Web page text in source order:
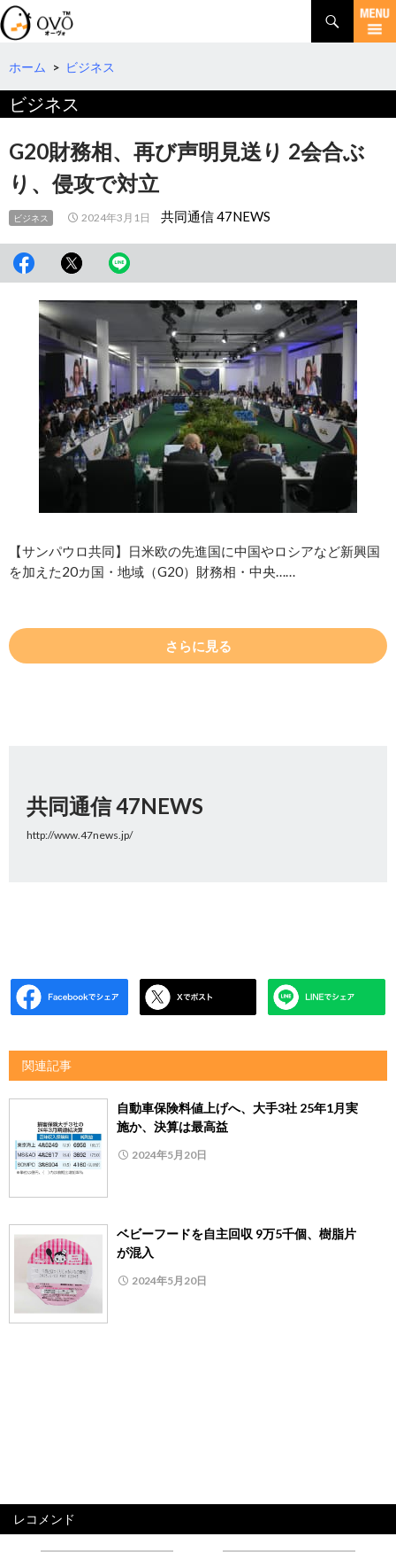
検
索
コ
テ
へ
動
ホーム > ビジネス
ビジネス
G20財務相、再び声明見送り 2会合ぶ
り、侵攻で対立
ビジネス 2024年3月1日 共同通信 47NEWS
【サンパウロ共同】日米欧の先進国に中国やロシアなど新興国
を加えた20カ国・地域（G20）財務相・中央……
さらに見る
共同通信 47NEWS
http://www.47news.jp/
関連記事
自動車保険料値上げへ、大手3社 25年1月実
施か、決算は最高益
2024年5月20日
ベビーフードを自主回収 9万5千個、樹脂片
が混入
2024年5月20日
レコメンド